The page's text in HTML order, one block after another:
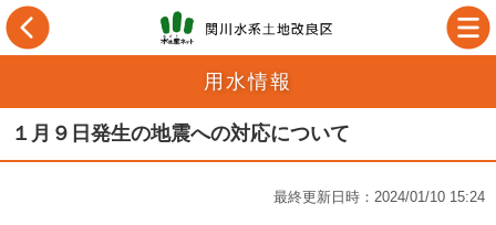
用水情報
１月９日発生の地震への対応について
最終更新日時：2024/01/10 15:24